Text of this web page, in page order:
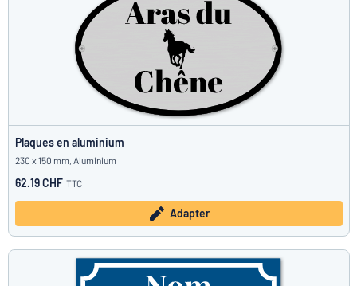
Plaques en aluminium
230 x 150 mm, Aluminium
62.19 CHF TTC
Adapter